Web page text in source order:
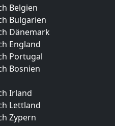
Belgien
Bulgarien
Dänemark
England
Portugal
Bosnien
Irland
Lettland
Zypern